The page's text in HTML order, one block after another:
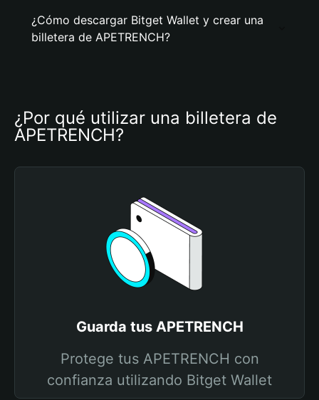
¿Cómo descargar Bitget Wallet y crear una
billetera de APETRENCH?
¿Por qué utilizar una billetera de
APETRENCH?
Guarda tus APETRENCH
Protege tus APETRENCH con
confianza utilizando Bitget Wallet